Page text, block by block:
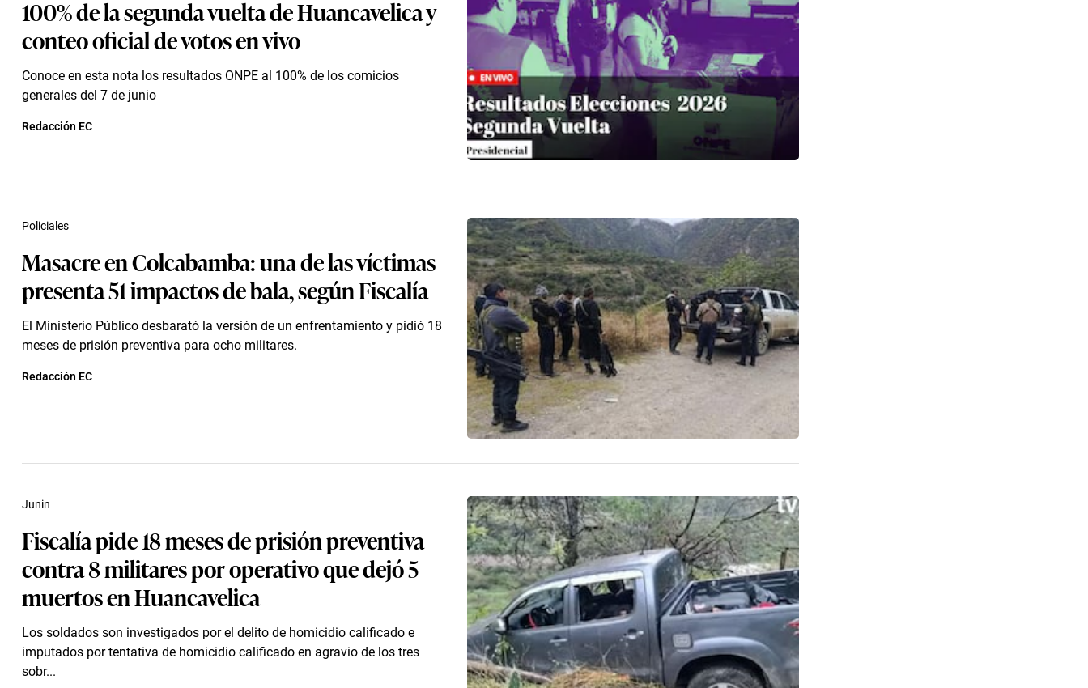
100% de la segunda vuelta de Huancavelica y
conteo oficial de votos en vivo
Conoce en esta nota los resultados ONPE al 100% de los comicios
generales del 7 de junio
Redacción EC
Masacre en Colcabamba: una de las víctimas
presenta 51 impactos de bala, según Fiscalía
El Ministerio Público desbarató la versión de un enfrentamiento y pidió 18
meses de prisión preventiva para ocho militares.
Policiales
Redacción EC
Fiscalía pide 18 meses de prisión preventiva
contra 8 militares por operativo que dejó 5
muertos en Huancavelica
Los soldados son investigados por el delito de homicidio calificado e
imputados por tentativa de homicidio calificado en agravio de los tres
sobr...
Junin